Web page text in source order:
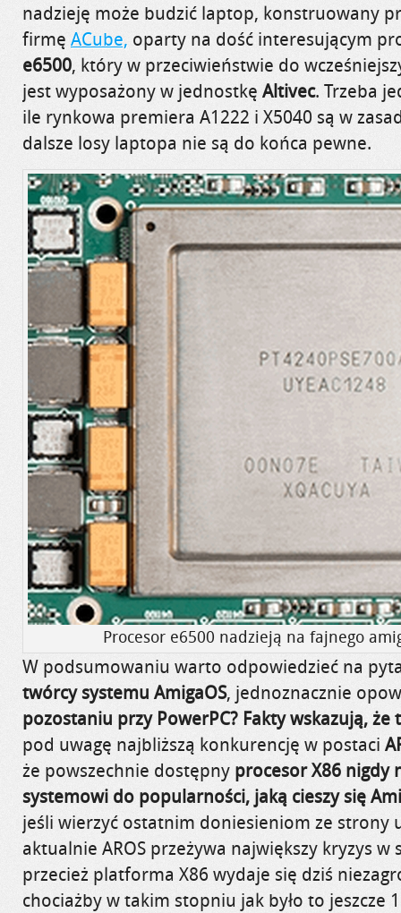
nadzieję może budzić laptop, konstruowany
firmę ACube, oparty na dość interesującym
e6500, który w przeciwieństwie do
jest wyposażony w jednostkę Altivec. Trzeba
ile rynkowa premiera A1222 i X5040 są w
dalsze losy laptopa nie są do końca pewne.
Procesor e6500 nadzieją na fajnego
W podsumowaniu warto odpowiedzieć na
twórcy systemu AmigaOS, jednoznacznie
pozostaniu przy PowerPC? Fakty wskazują, że
pod uwagę najbliższą konkurencję w postaci
że powszechnie dostępny procesor X86 nigdy
systemowi do popularności, jaką cieszy się
jeśli wierzyć ostatnim doniesieniom ze strony
aktualnie AROS przeżywa największy kryzys
przecież platforma X86 wydaje się dziś
chociażby w takim stopniu jak było to jeszcze